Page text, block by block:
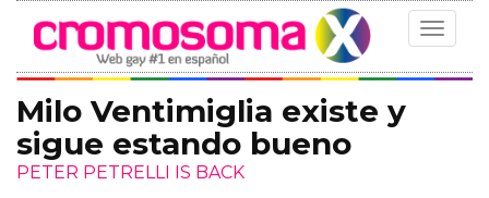
Toggle
Milo Ventimiglia existe y
sigue estando bueno
PETER PETRELLI IS BACK